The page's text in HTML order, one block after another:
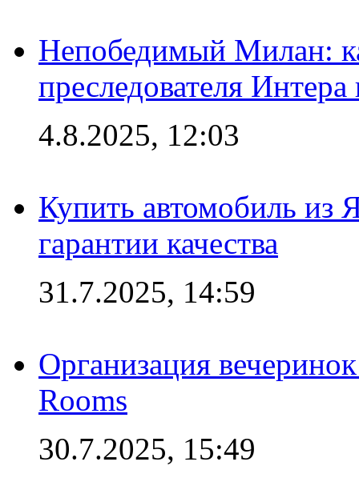
Непобедимый Милан:
преследователя
4.8.2025, 12:03
Купить автомобиль из
гарантии качества
31.7.2025, 14:59
Организация
Rooms
30.7.2025, 15:49